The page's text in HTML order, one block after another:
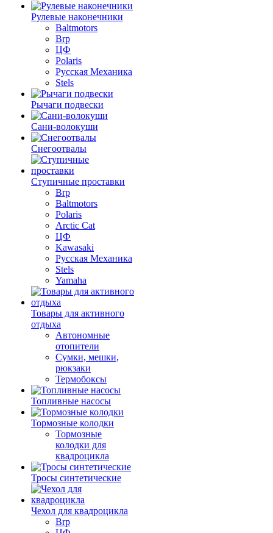
Рулевые наконечники
Baltmotors
Brp
ЦФ
Polaris
Русская Механика
Stels
Рычаги подвески
Сани-волокуши
Снегоотвалы
Ступичные проставки
Brp
Baltmotors
Polaris
Arctic Cat
ЦФ
Kawasaki
Русская Механика
Stels
Yamaha
Товары для активного
отдыха
Автономные
отопители
Сумки, мешки,
рюкзаки
Термобоксы
Топливные насосы
Тормозные колодки
Тормозные
колодки для
квадроцикла
Тросы синтетические
Чехол для квадроцикла
Brp